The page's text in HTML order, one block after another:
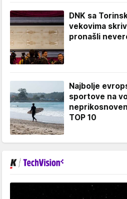
DNK sa
vekovima
pronašli
Najbolje
sportove na
TOP 10